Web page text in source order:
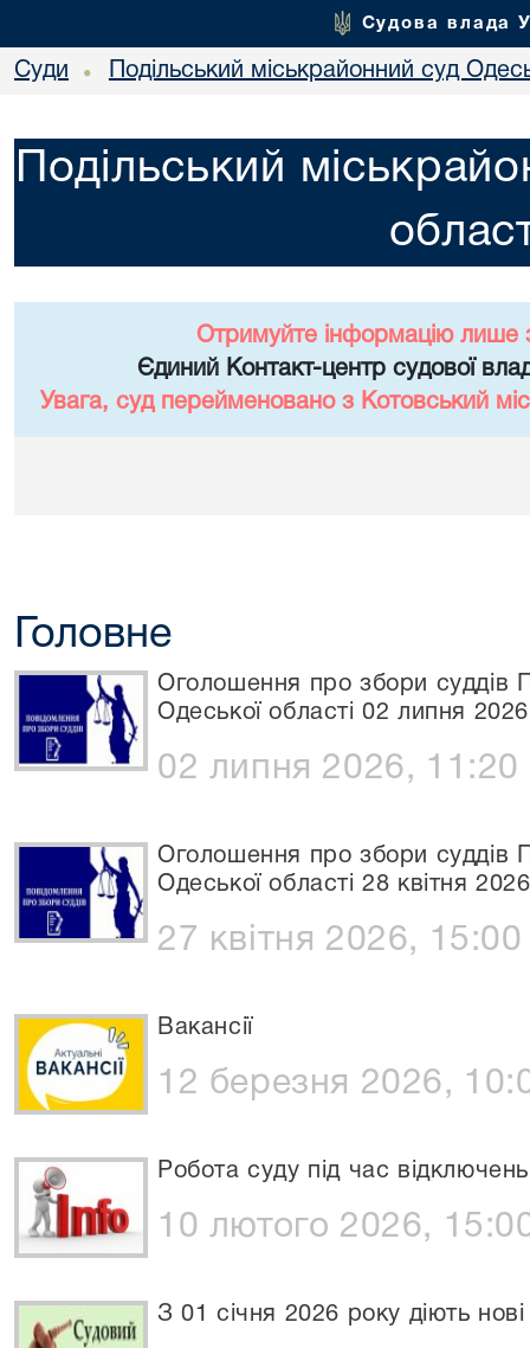
Судова влада
Суди • Подільський міськрайонний суд
Подільський
Отримуйте інформацію лише
Єдиний Контакт-центр судової
Увага, суд перейменовано з Котовський
Головне
Оголошення про збори суддів
Одеської області 02 липня
02 липня 2026, 11:20
Оголошення про збори суддів
Одеської області 28 квітня
27 квітня 2026, 15:00
Вакансії
12 березня 2026,
Робота суду під час відключень
10 лютого 2026,
З 01 січня 2026 року діють